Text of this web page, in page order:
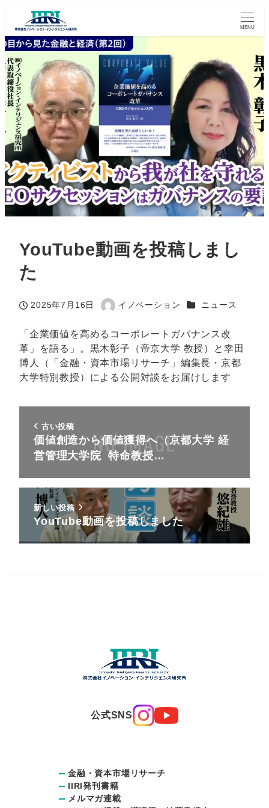
MENU
YouTube動画を投稿しまし
た
投稿日
2025年7月16日
著
イノベーション カテゴリー
ニュース
「企業価値を高めるコーポレートガバナンス改
革」を語る」。黒木彰子（帝京大学 教授）と幸田
博人（「金融・資本市場リサーチ」編集長・京都
大学特別教授）による公開対談をお届けします
古い投稿
価値創造から価値獲得へ（京都大学 経
営管理大学院 特命教授…
新しい投稿
YouTube動画を投稿しました
公式SNS
金融・資本市場リサーチ
IIRI発刊書籍
メルマガ連載